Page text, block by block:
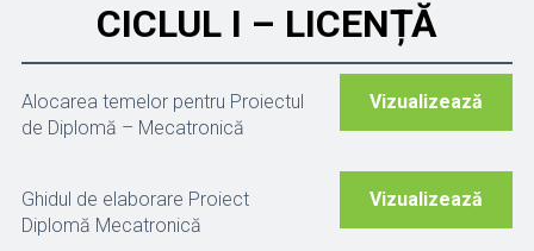
CICLUL I – LICENȚĂ
Alocarea temelor pentru Proiectul
de Diplomă – Mecatronică
Vizualizează
Ghidul de elaborare Proiect
Diplomă Mecatronică
Vizualizează